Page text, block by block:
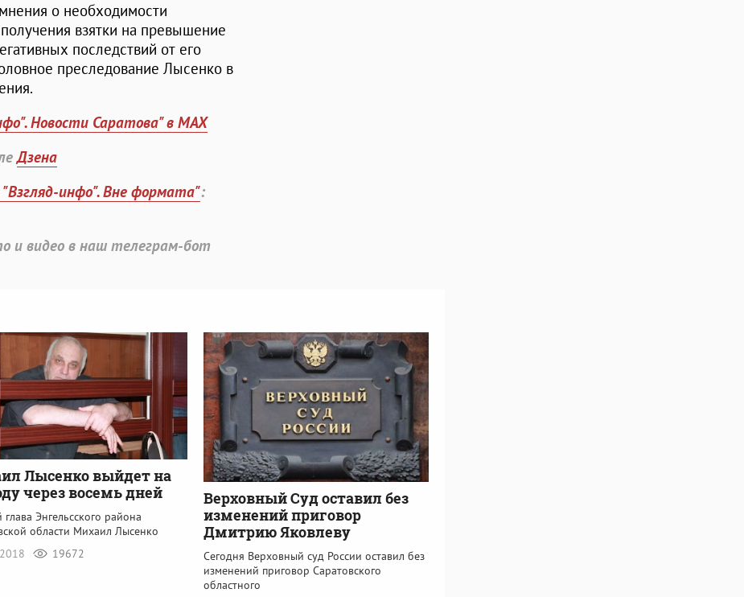
о необходимости
взятки на превышение
последствий от его
преследование Лысенко в
Новости Саратова" в MAX
Дзена
инфо". Вне формата":
и видео в наш телеграм-бот
Лысенко выйдет на
через восемь дней
Энгельсского района
области Михаил Лысенко
19672
Верховный Суд оставил без
изменений приговор
Дмитрию Яковлеву
Сегодня Верховный суд России оставил без
изменений приговор Саратовского
областного